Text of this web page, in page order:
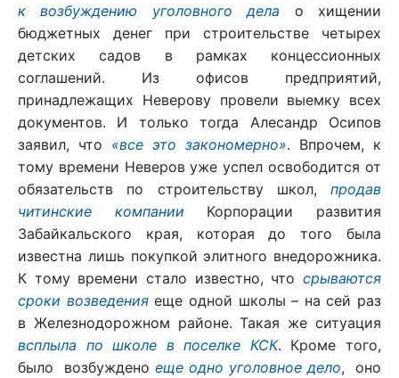
к возбуждению уголовного дела о хищении
бюджетных денег при строительстве четырех
детских садов в рамках концессионных
соглашений. Из офисов предприятий,
принадлежащих Неверову провели выемку всех
документов. И только тогда Алесандр Осипов
заявил, что «все это закономерно». Впрочем, к
тому времени Неверов уже успел освободится от
обязательств по строительству школ, продав
читинские компании Корпорации развития
Забайкальского края, которая до того была
известна лишь покупкой элитного внедорожника.
К тому времени стало известно, что срываются
сроки возведенияеще одной школы – на сей раз
в Железнодорожном районе. Такая же ситуация
всплыла по школе в поселке КСК. Кроме того,
было возбуждено еще одно уголовное дело, оно